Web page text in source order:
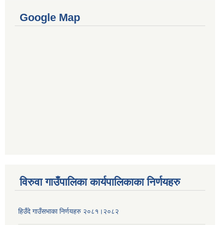
Google Map
विरुवा गाउँपालिका कार्यपालिकाका निर्णयहरु
हिउँदे गाउँसभाका निर्णयहरु २०८१।२०८२